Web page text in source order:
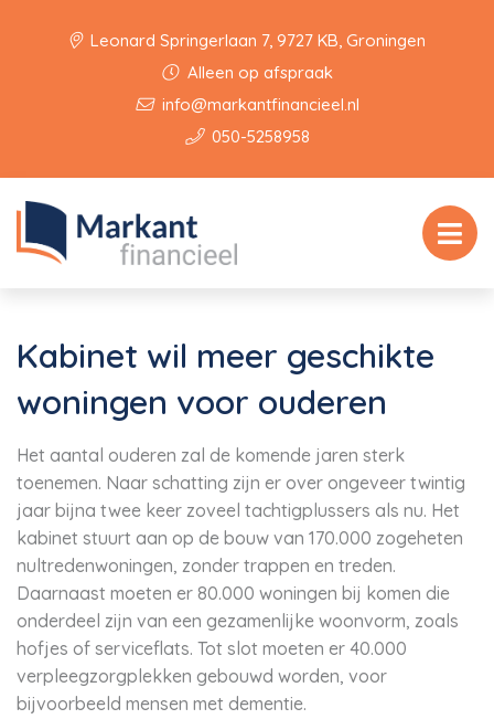
Leonard Springerlaan 7, 9727 KB, Groningen
Alleen op afspraak
info@markantfinancieel.nl
050-5258958
Kabinet wil meer geschikte
woningen voor ouderen
Het aantal ouderen zal de komende jaren sterk
toenemen. Naar schatting zijn er over ongeveer twintig
jaar bijna twee keer zoveel tachtigplussers als nu. Het
kabinet stuurt aan op de bouw van 170.000 zogeheten
nultredenwoningen, zonder trappen en treden.
Daarnaast moeten er 80.000 woningen bij komen die
onderdeel zijn van een gezamenlijke woonvorm, zoals
hofjes of serviceflats. Tot slot moeten er 40.000
verpleegzorgplekken gebouwd worden, voor
bijvoorbeeld mensen met dementie.